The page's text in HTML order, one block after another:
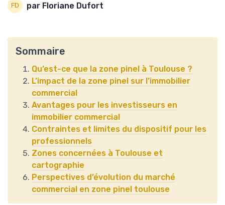
par Floriane Dufort
Sommaire
Qu’est-ce que la zone pinel à Toulouse ?
L’impact de la zone pinel sur l’immobilier
commercial
Avantages pour les investisseurs en
immobilier commercial
Contraintes et limites du dispositif pour les
professionnels
Zones concernées à Toulouse et
cartographie
Perspectives d’évolution du marché
commercial en zone pinel toulouse